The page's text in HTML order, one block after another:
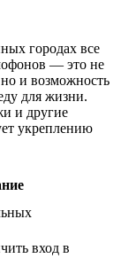
городах все
— это не
и возможность
для жизни.
и другие
укреплению
вход в